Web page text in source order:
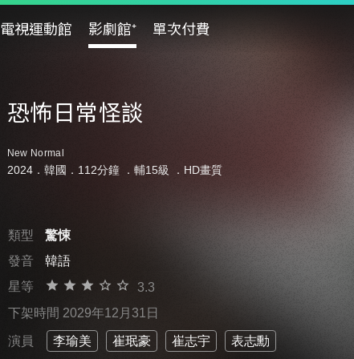
電視運動館 影劇館⁺ 單次付費
恐怖日常怪談
New Normal
2024．韓國．112分鐘 ． 輔15級 ．HD畫質
類型
驚悚
發音
韓語
星等
3.3
下架時間 2029年12月31日
演員 李瑜美 崔珉豪 崔志宇 表志勳